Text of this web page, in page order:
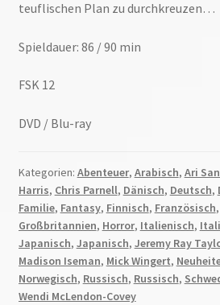
teuflischen Plan zu durchkreuzen…
Spieldauer: 86 / 90 min
FSK 12
DVD / Blu-ray
Kategorien: Abenteuer, Arabisch, Ari
Harris, Chris Parnell, Dänisch, Deutsch,
Familie, Fantasy, Finnisch, Französisch,
Großbritannien, Horror, Italienisch,
Japanisch, Japanisch, Jeremy Ray
Madison Iseman, Mick Wingert,
Norwegisch, Russisch, Russisch,
Wendi McLendon-Covey